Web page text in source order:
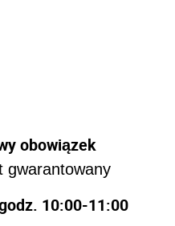
obowiązek
gwarantowany
10:00-11:00